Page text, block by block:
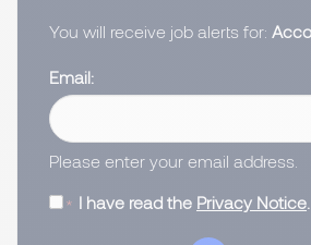
You will receive job alerts for:
Email
Please enter your email address.
I have read the Privacy Notice.